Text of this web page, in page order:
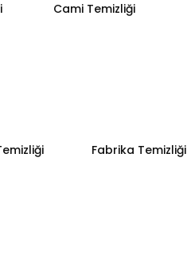
Cami Temizliği
Fabrika Temizliği